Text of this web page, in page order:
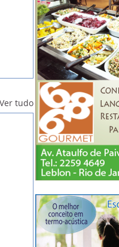
Ver tudo